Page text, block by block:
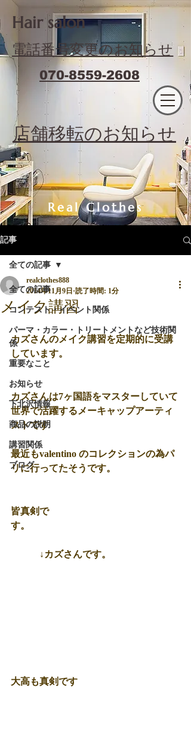
​Hair salon
電話番号変更のお知らせ
070-8559-2608
​店舗移転のお知らせ
Real Clothes
記事
全ての記事
コンテスト・イベント関係
パーマ・カラー・トリートメントなど技術関
係
重要なこと
お知らせ
下北沢情報
商品の説明
講習関係
ブログ
全ての記事
メイク講習
realclothes888
2014年11月9日 読了時間: 1分
カズさんのメイク講習を定期的に受講
しています。
カズさんは7ヶ国語をマスターしていて
世界で活躍するメーキャップアーティ
ストです
最近もvalentino のコレクションの為パ
リに行ってたそうです。
皆真剣で
す。
↓カズさんです。
大高も真剣です